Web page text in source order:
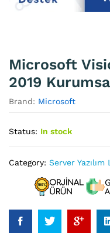
Microsoft
2019
Brand: Microsoft
Status: In stock
Category: Server Yazılım